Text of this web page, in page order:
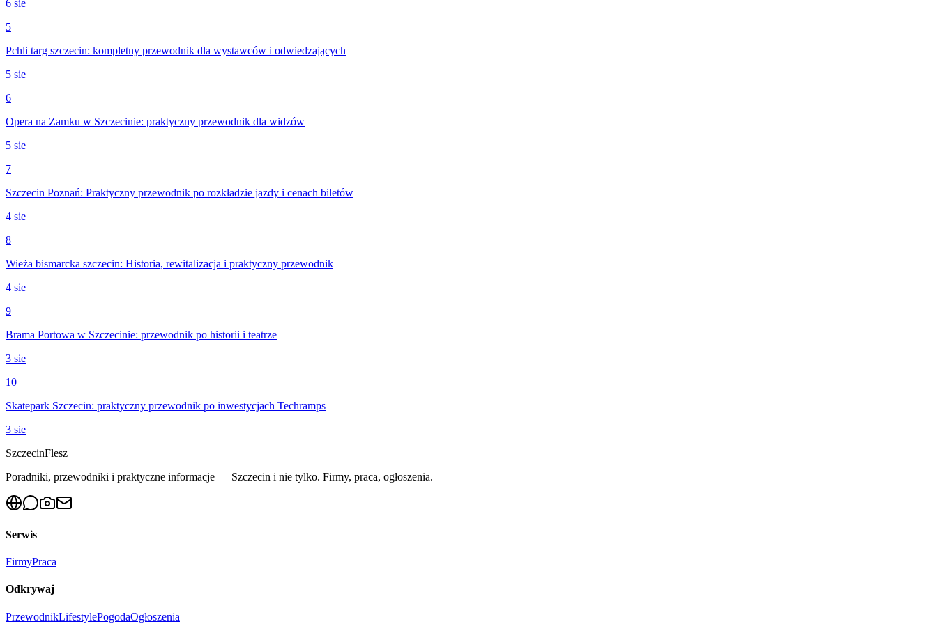
6 sie
5
Pchli targ szczecin: kompletny przewodnik dla wystawców i odwiedzających
5 sie
6
Opera na Zamku w Szczecinie: praktyczny przewodnik dla widzów
5 sie
7
Szczecin Poznań: Praktyczny przewodnik po rozkładzie jazdy i cenach biletów
4 sie
8
Wieża bismarcka szczecin: Historia, rewitalizacja i praktyczny przewodnik
4 sie
9
Brama Portowa w Szczecinie: przewodnik po historii i teatrze
3 sie
10
Skatepark Szczecin: praktyczny przewodnik po inwestycjach Techramps
3 sie
SzczecinFlesz
Poradniki, przewodniki i praktyczne informacje — Szczecin i nie tylko. Firmy, praca, ogłoszenia.
Serwis
FirmyPraca
Odkrywaj
PrzewodnikLifestylePogodaOgłoszenia